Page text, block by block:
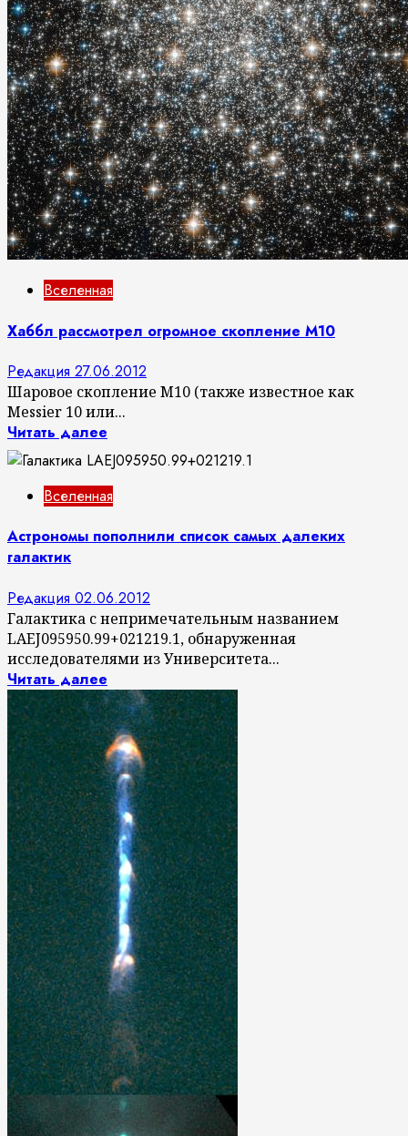
Вселенная
Хаббл рассмотрел огромное скопление M10
Редакция 27.06.2012
Шаровое скопление M10 (также известное как
Messier 10 или...
Читать далее
Вселенная
Астрономы пополнили список самых далеких
галактик
Редакция 02.06.2012
Галактика с непримечательным названием
LAEJ095950.99+021219.1, обнаруженная
исследователями из Университета...
Читать далее